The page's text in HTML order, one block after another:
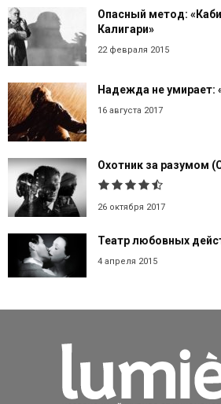
Опасный метод:
Калигари»
22 февраля 2015
Надежда не умирает:
16 августа 2017
Охотник за разумом
26 октября 2017
Театр любовных
4 апреля 2015